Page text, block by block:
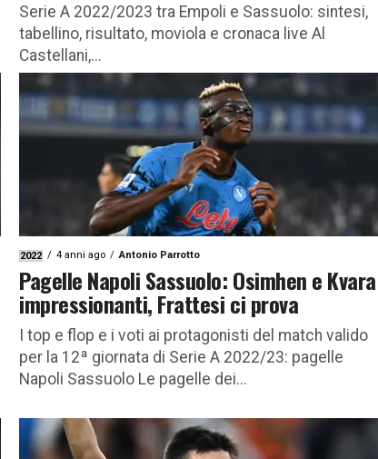
Serie A 2022/2023 tra Empoli e Sassuolo: sintesi,
tabellino, risultato, moviola e cronaca live Al
Castellani,...
2022 4 anni ago Antonio Parrotto
Pagelle Napoli Sassuolo: Osimhen e Kvara
impressionanti, Frattesi ci prova
I top e flop e i voti ai protagonisti del match valido
per la 12ª giornata di Serie A 2022/23: pagelle
Napoli Sassuolo Le pagelle dei...